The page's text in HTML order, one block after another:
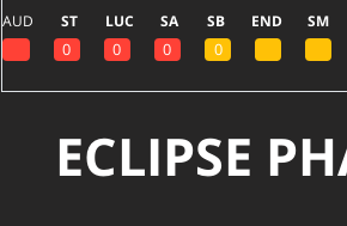
AUD ST LUC SA SB END SM
ECLIPSE